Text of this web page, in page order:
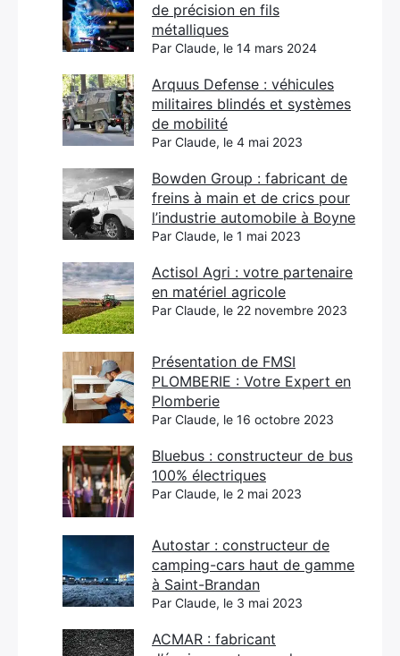
de précision en fils
métalliques
Par Claude, le 14 mars 2024
Arquus Defense : véhicules
militaires blindés et systèmes
de mobilité
Par Claude, le 4 mai 2023
Bowden Group : fabricant de
freins à main et de crics pour
l’industrie automobile à Boyne
Par Claude, le 1 mai 2023
Actisol Agri : votre partenaire
en matériel agricole
Par Claude, le 22 novembre 2023
Présentation de FMSI
PLOMBERIE : Votre Expert en
Plomberie
Par Claude, le 16 octobre 2023
Bluebus : constructeur de bus
100% électriques
Par Claude, le 2 mai 2023
Autostar : constructeur de
camping-cars haut de gamme
à Saint-Brandan
Par Claude, le 3 mai 2023
ACMAR : fabricant